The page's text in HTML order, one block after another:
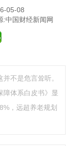
05-08
:中国财经新闻网
不是危言耸听。
障体系白皮书》显
，远超养老规划